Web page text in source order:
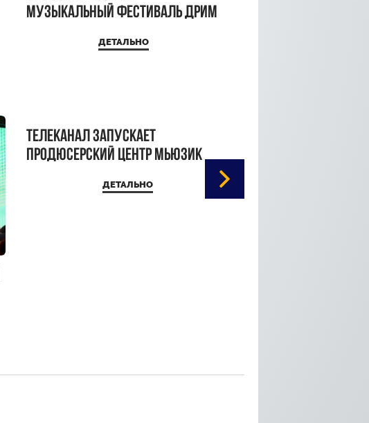
музыкальный фестиваль ДРИМ
ДЕТАЛЬНО
Телеканал запускает
продюсерский центр Мьюзик
ДЕТАЛЬНО